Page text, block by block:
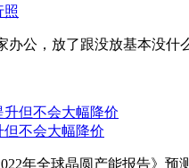
照
公，放了跟没放基本没什
但不会大幅降价
年全球晶圆产能报告》